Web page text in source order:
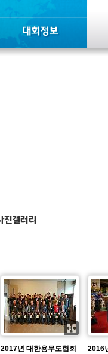
2017년 대한용무도협회
2016